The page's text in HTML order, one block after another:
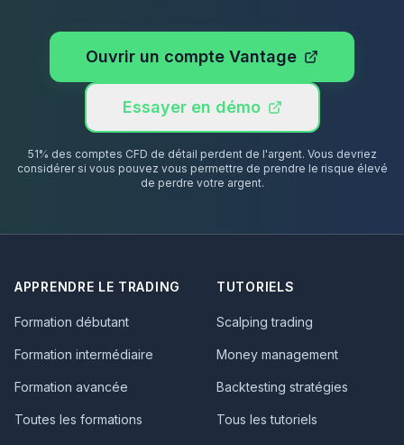
Ouvrir un compte Vantage
Essayer en démo
51% des comptes CFD de détail perdent de l'argent. Vous devriez
considérer si vous pouvez vous permettre de prendre le risque élevé
de perdre votre argent.
APPRENDRE LE TRADING
Formation débutant
Formation intermédiaire
Formation avancée
Toutes les formations
TUTORIELS
Scalping trading
Money management
Backtesting stratégies
Tous les tutoriels